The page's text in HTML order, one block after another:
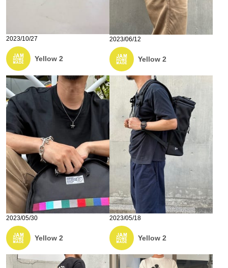
2023/10/27
Yellow 2
2023/06/12
Yellow 2
2023/05/30
Yellow 2
2023/05/18
Yellow 2